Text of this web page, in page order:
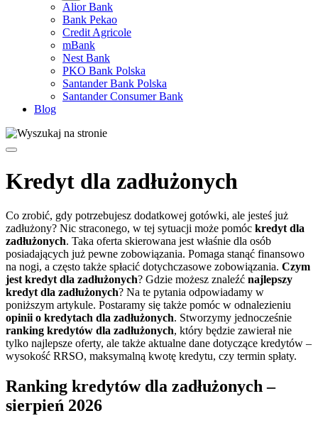
Alior Bank
Bank Pekao
Credit Agricole
mBank
Nest Bank
PKO Bank Polska
Santander Bank Polska
Santander Consumer Bank
Blog
Kredyt dla zadłużonych
Co zrobić, gdy potrzebujesz dodatkowej gotówki, ale jesteś już
zadłużony? Nic straconego, w tej sytuacji może pomóc kredyt dla
zadłużonych. Taka oferta skierowana jest właśnie dla osób
posiadających już pewne zobowiązania. Pomaga stanąć finansowo
na nogi, a często także spłacić dotychczasowe zobowiązania. Czym
jest kredyt dla zadłużonych? Gdzie możesz znaleźć najlepszy
kredyt dla zadłużonych? Na te pytania odpowiadamy w
poniższym artykule. Postaramy się także pomóc w odnalezieniu
opinii o kredytach dla zadłużonych. Stworzymy jednocześnie
ranking kredytów dla zadłużonych, który będzie zawierał nie
tylko najlepsze oferty, ale także aktualne dane dotyczące kredytów –
wysokość RRSO, maksymalną kwotę kredytu, czy termin spłaty.
Ranking kredytów dla zadłużonych –
sierpień 2026